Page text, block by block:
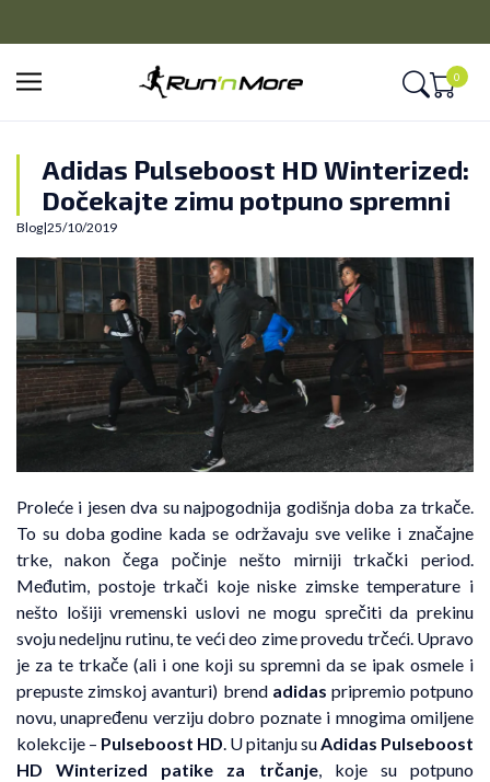
0
Adidas Pulseboost HD Winterized:
Dočekajte zimu potpuno spremni
Blog|25/10/2019
Proleće i jesen dva su najpogodnija godišnja doba za trkače.
To su doba godine kada se održavaju sve velike i značajne
trke, nakon čega počinje nešto mirniji trkački period.
Međutim, postoje trkači koje niske zimske temperature i
nešto lošiji vremenski uslovi ne mogu sprečiti da prekinu
svoju nedeljnu rutinu, te veći deo zime provedu trčeći. Upravo
je za te trkače (ali i one koji su spremni da se ipak osmele i
prepuste zimskoj avanturi) brend adidas pripremio potpuno
novu, unapređenu verziju dobro poznate i mnogima omiljene
kolekcije – Pulseboost HD. U pitanju suAdidas Pulseboost
HD Winterized patike za trčanje, koje su potpuno